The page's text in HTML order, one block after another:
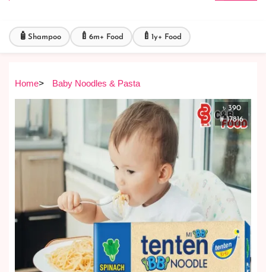
🧴 Shampoo 🍼 6m+ Food 🍼 1y+ Food
Home> Baby Noodles & Pasta
৳ 390
# 17816